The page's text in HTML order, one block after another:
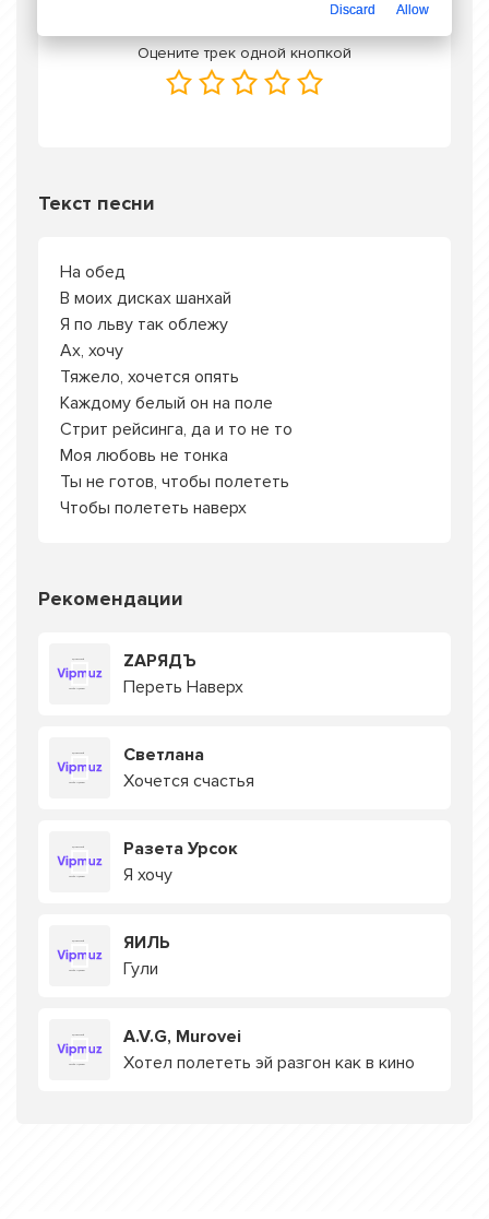
Оцените трек одной кнопкой
Текст песни
На обед
В моих дисках шанхай
Я по льву так облежу
Ах, хочу
Тяжело, хочется опять
Каждому белый он на поле
Стрит рейсинга, да и то не то
Моя любовь не тонка
Ты не готов, чтобы полететь
Чтобы полететь наверх
Рекомендации
ZАРЯДЪ
Переть Наверх
Светлана
Хочется счастья
Разета Урсок
Я хочу
ЯИЛЬ
Гули
A.V.G, Murovei
Хотел полететь эй разгон как в кино
Discard Allow